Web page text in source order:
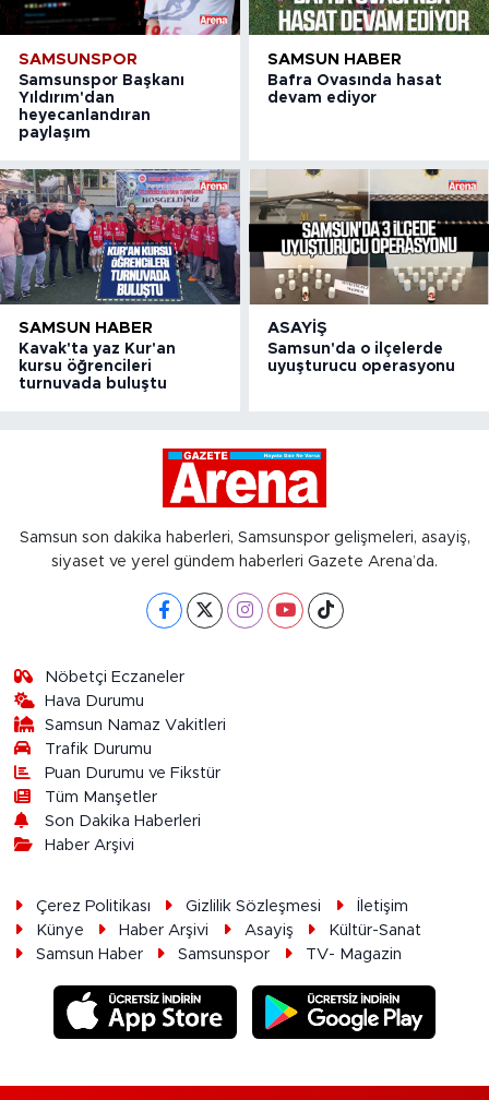
SAMSUNSPOR
Samsunspor Başkanı
Yıldırım'dan
heyecanlandıran
paylaşım
SAMSUN HABER
Bafra Ovasında hasat
devam ediyor
SAMSUN HABER
Kavak'ta yaz Kur'an
kursu öğrencileri
turnuvada buluştu
ASAYIŞ
Samsun'da o ilçelerde
uyuşturucu operasyonu
Samsun son dakika haberleri, Samsunspor gelişmeleri, asayiş,
siyaset ve yerel gündem haberleri Gazete Arena’da.
Nöbetçi Eczaneler
Hava Durumu
Samsun Namaz Vakitleri
Trafik Durumu
Puan Durumu ve Fikstür
Tüm Manşetler
Son Dakika Haberleri
Haber Arşivi
Çerez Politikası Gizlilik Sözleşmesi
İletişim
Künye
Haber Arşivi Asayiş
Kültür-Sanat
Samsun Haber
Samsunspor TV- Magazin